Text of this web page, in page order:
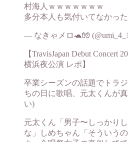
村海人ｗｗｗｗｗｗｗ
多分本人も気付いてなかっ
— なきゃメロ🐢🧤
【TravisJapan Debut Concert
横浜夜公演 レポ】
卒業シーズンの話題でトラ
ちの日に歌唱、元太くんが
い)
元太くん「男子〜しっかり
な」しめちゃん「そういう